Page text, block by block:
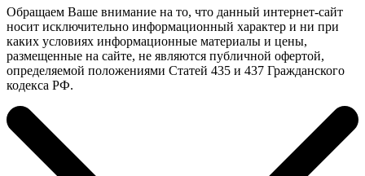
Обращаем Ваше внимание на то, что данный интернет-сайт
носит исключительно информационный характер и ни при
каких условиях информационные материалы и цены,
размещенные на сайте, не являются публичной офертой,
определяемой положениями Статей 435 и 437 Гражданского
кодекса РФ.